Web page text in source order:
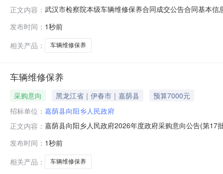
正文内容： 武汉市检察院本级车辆维修保养合同成交公告合同基本
众兴名车汽车服务有限公司成交供应商地址：武汉市江
发布时间： 1秒前
相关产品：
车辆维修保养
车辆维修保养
采购意向 黑龙江省｜伊春市｜嘉荫县
预算7000元
招标单位： 嘉荫县向阳乡人民政府
正文内容： 嘉荫县向阳乡人民政府2026年度政府采购意向公告(第
标:车辆维修保养需满足的要求:符合政府采购要求及相
购公
发布时间： 1秒前
相关产品：
车辆维修保养